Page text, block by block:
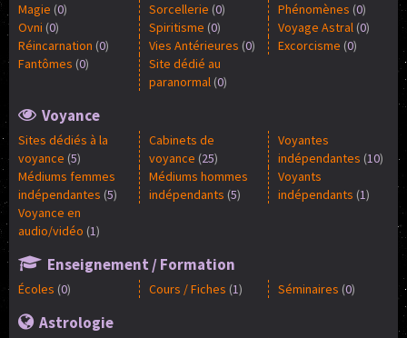
Magie (0) Sorcellerie (0) Phénomènes (0)
Ovni (0) Spiritisme (0) Voyage Astral (0)
Réincarnation (0) Vies Antérieures (0) Excorcisme (0)
Fantômes (0)
Site dédié au
paranormal(0)
Voyance
Sites dédiés à la
voyance (5)
Cabinets de
voyance (25)
Voyantes
indépendantes (10)
Médiums femmes
indépendantes (5)
Médiums hommes
indépendants (5)
Voyants
indépendants (1)
Voyance en
audio/vidéo (1)
Enseignement / Formation
Écoles (0) Cours / Fiches (1) Séminaires (0)
Astrologie